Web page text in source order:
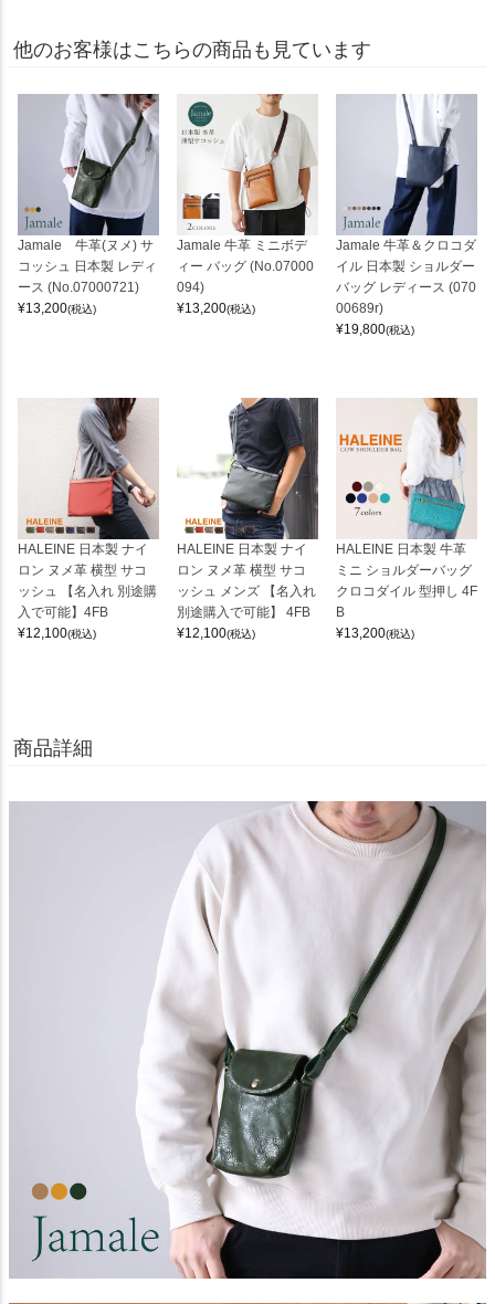
他のお客様はこちらの商品も見ています
Jamale 牛革(ヌメ) サ
コッシュ 日本製 レディ
ース (No.07000721)
¥13,200(税込)
Jamale 牛革 ミニボデ
ィー バッグ (No.07000
094)
¥13,200(税込)
Jamale 牛革＆クロコダ
イル 日本製 ショルダー
バッグ レディース (070
00689r)
¥19,800(税込)
HALEINE 日本製 ナイ
ロン ヌメ革 横型 サコ
ッシュ 【名入れ 別途購
入で可能】4FB
¥12,100(税込)
HALEINE 日本製 ナイ
ロン ヌメ革 横型 サコ
ッシュ メンズ 【名入れ
別途購入で可能】 4FB
¥12,100(税込)
HALEINE 日本製 牛革
ミニ ショルダーバッグ
クロコダイル 型押し 4F
B
¥13,200(税込)
商品詳細